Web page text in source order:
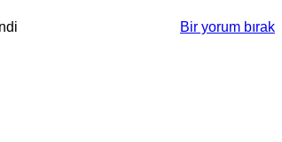
Bir yorum bırak